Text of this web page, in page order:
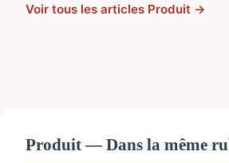
Voir tous les articles Produit →
Produit — Dans la même